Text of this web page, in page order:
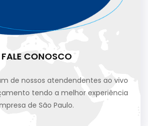
FALE CONOSCO
de nossos atendendentes ao vivo
tendo a melhor experiência
de São Paulo.